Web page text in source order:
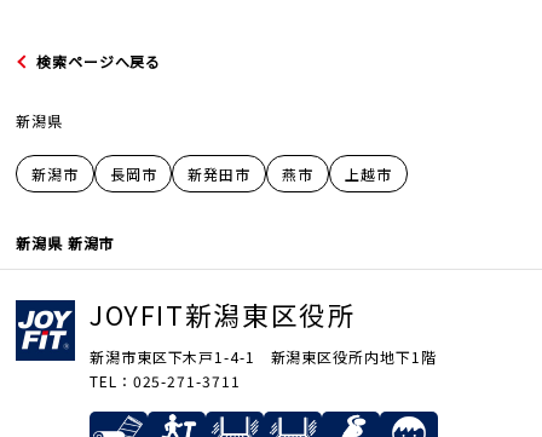
JOYFIT YOGA
JOYFIT+
検索ページへ戻る
新潟県
新潟市 長岡市 新発田市 燕市 上越市
新潟県 新潟市
JOYFIT新潟東区役所
新潟市東区下木戸1-4-1 新潟東区役所内地下1階
TEL：025-271-3711